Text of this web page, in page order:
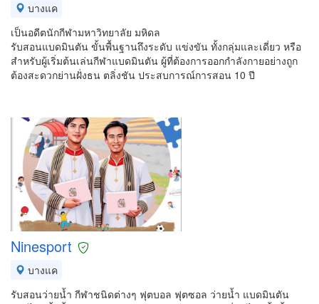
บางแค
เป็นอดีตนักกีฬามหาวิทยาลัย มหิดล
รับสอนแบดมินตัน ขั้นพื้นฐานถึงระดับ แข่งขัน ทั้งกลุ่มและเดี่ยว หรือ
สำหรับผู้เริ่มต้นเล่นกีฬาแบดมินตัน ผู้ที่ต้องการออกกำลังกายอย่างถูก
ต้องสะดวกย่านฝั่งธน ตลิ่งชัน ประสบการณ์การสอน 10 ปี
Ninesport
บางแค
รับสอนว่ายน้ำ กีฬาชนิดต่างๆ ฟุตบอล ฟุตซอล ว่ายน้ำ แบดมินตัน